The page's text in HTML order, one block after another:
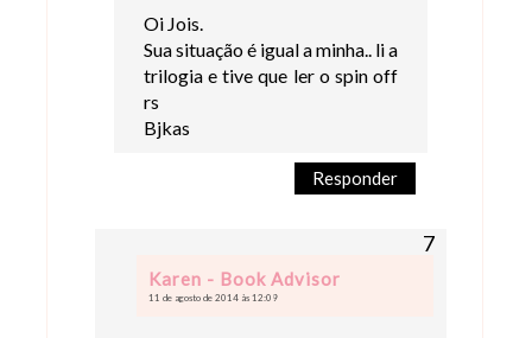
Oi Jois.
Sua situação é igual a minha.. li a
trilogia e tive que ler o spin off
rs
Bjkas
Responder
Karen - Book Advisor
11 de agosto de 2014 às 12:09